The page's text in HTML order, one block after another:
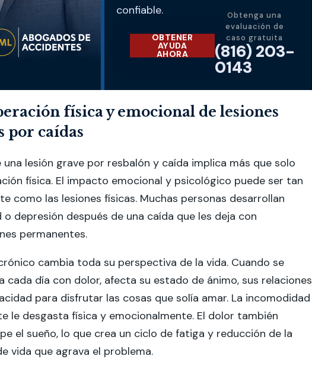
confiable.
OBTENER
AYUDA
AHORA
Obtenga una
evaluación de
caso gratuita
(816) 203-
0143
física y emocional de lesiones
por caídas
una lesión grave por resbalón y caída implica más que solo
física. El impacto emocional y psicológico puede ser tan
como las lesiones físicas. Muchas personas desarrollan
o depresión después de una caída que les deja con
permanentes.
cambia toda su perspectiva de la vida. Cuando se
cada día con dolor, afecta su estado de ánimo, sus relaciones
para disfrutar las cosas que solía amar. La incomodidad
le desgasta física y emocionalmente. El dolor también
el sueño, lo que crea un ciclo de fatiga y reducción de la
vida que agrava el problema.